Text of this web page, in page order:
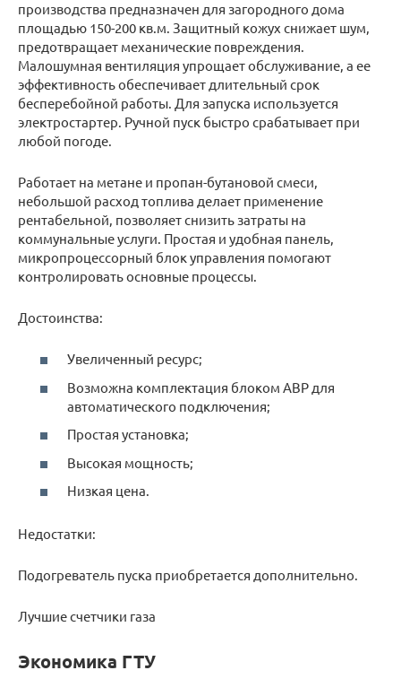
производства предназначен для загородного дома
площадью 150-200 кв.м. Защитный кожух снижает шум,
предотвращает механические повреждения.
Малошумная вентиляция упрощает обслуживание, а ее
эффективность обеспечивает длительный срок
бесперебойной работы. Для запуска используется
электростартер. Ручной пуск быстро срабатывает при
любой погоде.
Работает на метане и пропан-бутановой смеси,
небольшой расход топлива делает применение
рентабельной, позволяет снизить затраты на
коммунальные услуги. Простая и удобная панель,
микропроцессорный блок управления помогают
контролировать основные процессы.
Достоинства:
Увеличенный ресурс;
Возможна комплектация блоком АВР для
автоматического подключения;
Простая установка;
Высокая мощность;
Низкая цена.
Недостатки:
Подогреватель пуска приобретается дополнительно.
Лучшие счетчики газа
Экономика ГТУ